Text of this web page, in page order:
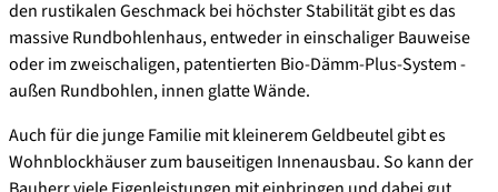
den rustikalen Geschmack bei höchster Stabilität gibt es das
massive Rundbohlenhaus, entweder in einschaliger Bauweise
oder im zweischaligen,patentierten Bio-Dämm-Plus-System-
außen Rundbohlen, innen glatte Wände.
Auch für die junge Familie mit kleinerem Geldbeutel gibt es
Wohnblockhäuser zum bauseitigen Innenausbau. So kann der